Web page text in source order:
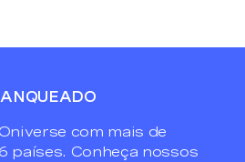
com mais de
países. Conheça nossos